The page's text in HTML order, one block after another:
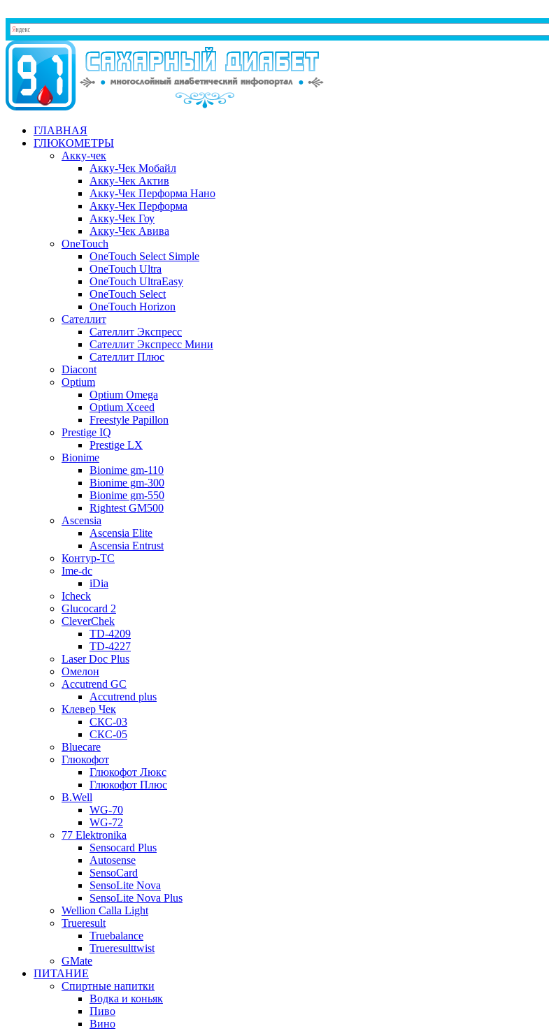
ГЛАВНАЯ
ГЛЮКОМЕТРЫ
Акку-чек
Акку-Чек Мобайл
Акку-Чек Актив
Акку-Чек Перформа Нано
Акку-Чек Перформа
Акку-Чек Гоу
Акку-Чек Авива
OneTouch
OneTouch Select Simple
OneTouch Ultra
OneTouch UltraEasy
OneTouch Select
OneTouch Horizon
Сателлит
Сателлит Экспресс
Сателлит Экспресс Мини
Сателлит Плюс
Diacont
Optium
Optium Omega
Optium Xceed
Freestyle Papillon
Prestige IQ
Prestige LX
Bionime
Bionime gm-110
Bionime gm-300
Bionime gm-550
Rightest GM500
Ascensia
Ascensia Elite
Ascensia Entrust
Контур-ТС
Ime-dc
iDia
Icheck
Glucocard 2
CleverChek
TD-4209
TD-4227
Laser Doc Plus
Омелон
Accutrend GC
Accutrend plus
Клевер Чек
СКС-03
СКС-05
Bluecare
Глюкофот
Глюкофот Люкс
Глюкофот Плюс
B.Well
WG-70
WG-72
77 Elektronika
Sensocard Plus
Autosense
SensoCard
SensoLite Nova
SensoLite Nova Plus
Wellion Calla Light
Trueresult
Truebalance
Trueresulttwist
GMate
ПИТАНИЕ
Спиртные напитки
Водка и коньяк
Пиво
Вино